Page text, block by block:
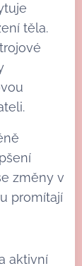
těla.
změny v
promítají
aktivní